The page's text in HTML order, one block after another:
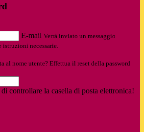
E-mail Verrà inviato un messaggio
necessarie.
al nome utente? Effettua il reset della password
controllare la casella di posta elettronica!